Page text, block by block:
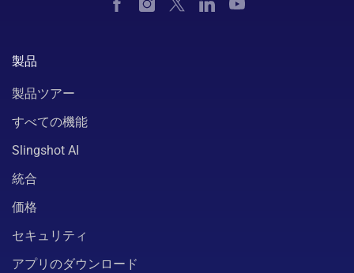
製品
製品ツアー
すべての機能
Slingshot AI
統合
価格
セキュリティ
アプリのダウンロード